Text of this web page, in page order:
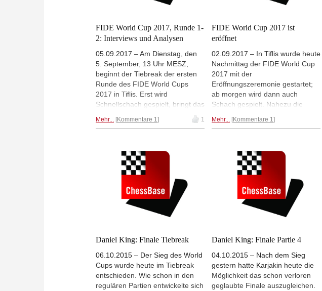
FIDE World Cup 2017, Runde 1-
2: Interviews und Analysen
05.09.2017 – Am Dienstag, den
5. September, 13 Uhr MESZ,
beginnt der Tiebreak der ersten
Runde des FIDE World Cups
2017 in Tiflis. Erst wird
Schnellschach gespielt, bringt das
keine Entscheidung, müssen die
Spieler blitzen. 42 Spieler haben
Tiebreak. Sagar Shah blickt
zurück auf den zweiten Tag der
ersten Runde. | Fotos: Amruta
Mehr... Kommentare 1 1
FIDE World Cup 2017 ist
eröffnet
02.09.2017 – In Tiflis wurde heute
Nachmittag der FIDE World Cup
2017 mit der
Eröffnungszeremonie gestartet;
ab morgen wird dann auch
Schach gespielt. Nahezu die
georgischen Hauptstadt
Startplätze für das nächste
Kandidatenturnier zu gewinnen
gibt. Ein "Störfaktor" der
besonderen Art ist dabei Magnus
Carlsen - nimmt der Weltmeister
doch an einem Turnier teil, das
eigentlich der Ermittlung seines
also wäre, wenn Carlsen in Tiflis
gewönne? Diese Frage bewegt
zumindest schon einmal das
Publikum im Netz.
Mehr... Kommentare 1
Daniel King: Finale Tiebreak
06.10.2015 – Der Sieg des World
Cups wurde heute im Tiebreak
entschieden. Wie schon in den
regulären Partien entwickelte sich
Daniel King: Finale Partie 4
04.10.2015 – Nach dem Sieg
gestern hatte Karjakin heute die
Möglichkeit das schon verloren
geglaubte Finale auszugleichen.